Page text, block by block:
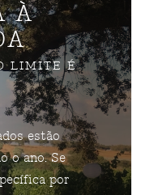
À
LIMITE É
estão
o ano. Se
por